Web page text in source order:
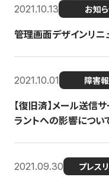
2021.10.13 お知
管理画面デザインリニ
2021.10.01 障害
【復旧済】メール送信
ラントへの影響につい
2021.09.30 プレス